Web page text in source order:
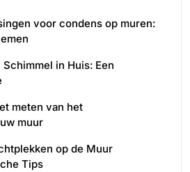
voor condens op muren:
in Huis: Een
meten van het
muur
op de Muur
Tips